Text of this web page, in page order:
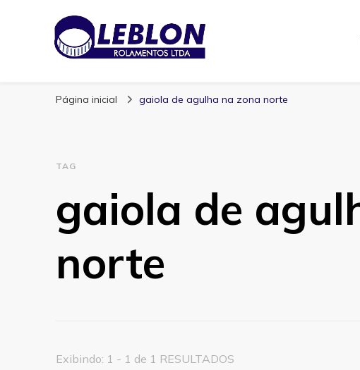
Blog | Leblon
Página inicial gaiola de agulha na zona norte
TAG
gaiola de
norte
Exibindo: 1 - 1 de 1 RESULTADOS